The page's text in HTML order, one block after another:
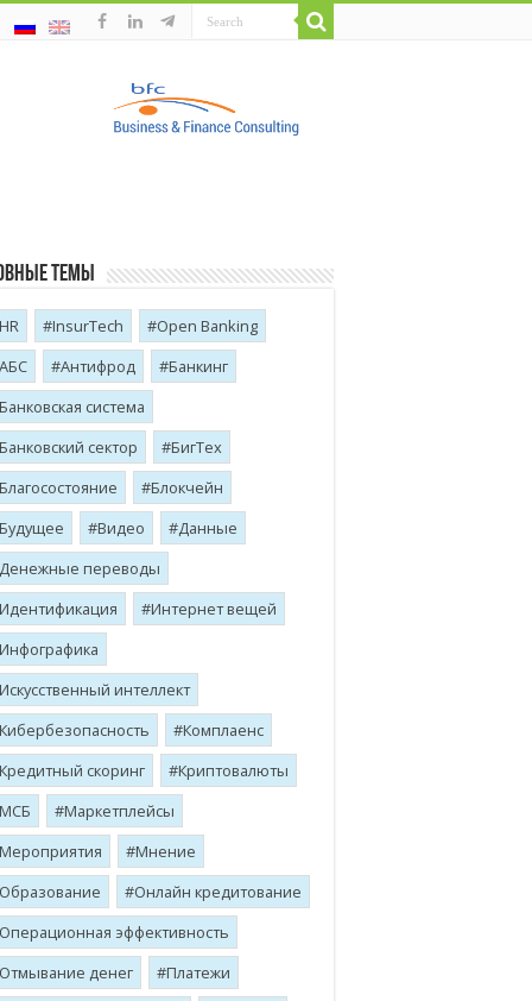
темы
HR InsurTech
Open Banking
АБС
Антифрод
Банкинг
Банковская система
Банковский сектор
БигТех
Благосостояние
Блокчейн
Будущее
Видео
Данные
Денежные переводы
Идентификация
Интернет вещей
Инфографика
Искусственный интеллект
Кибербезопасность
Комплаенс
Кредитный скоринг
Криптовалюты
МСБ
Маркетплейсы
Мероприятия
Мнение
Образование
Онлайн кредитование
Операционная эффективность
Отмывание денег
Платежи